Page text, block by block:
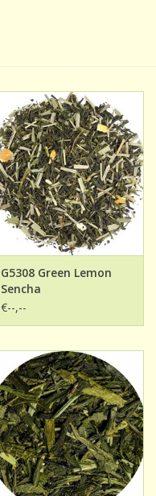
G5308 Green Lemon
Sencha
€--,--